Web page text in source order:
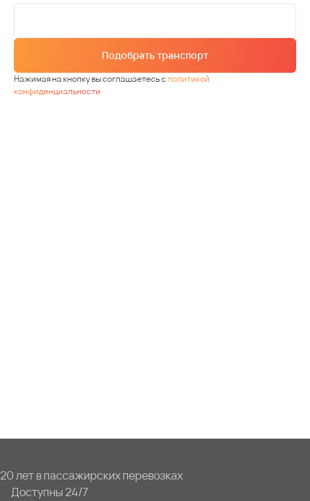
Подобрать транспорт
Нажимая на кнопку вы соглашаетесь сполитикой
конфиденциальности
20 лет в пассажирских перевозках
Доступны 24/7